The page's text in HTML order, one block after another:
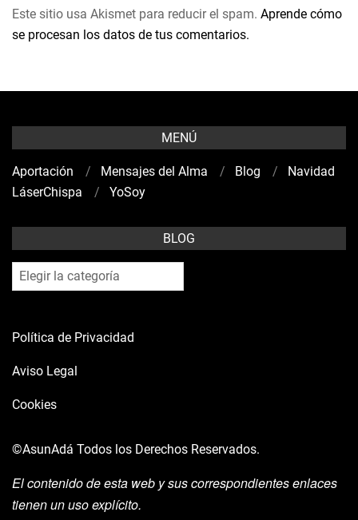
Este sitio usa Akismet para reducir el spam. Aprende cómo
se procesan los datos de tus comentarios.
MENÚ
Aportación Mensajes del Alma Blog
Navidad
LáserChispa
YoSoy
BLOG
blog
Política de Privacidad
Aviso Legal
Cookies
©AsunAdá Todos los Derechos Reservados.
El contenido de esta web y sus correspondientes enlaces
tienen un uso explícito.